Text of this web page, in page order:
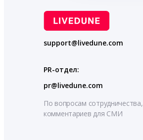
support@livedune.com
PR-отдел:
pr@livedune.com
По вопросам сотрудничества,
комментариев для СМИ